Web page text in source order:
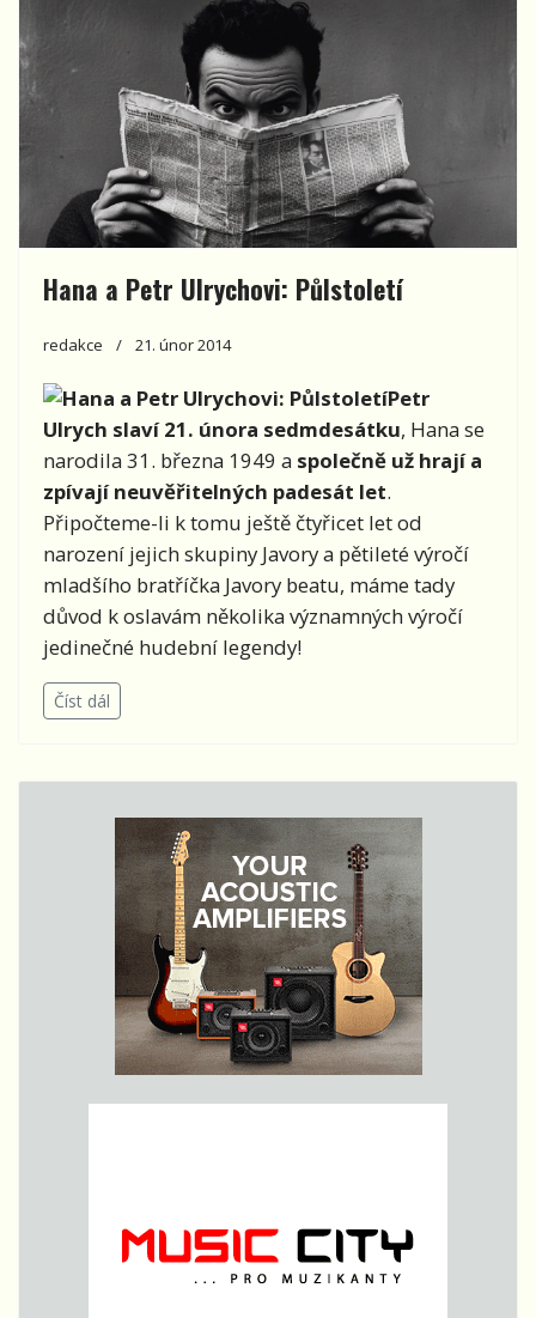
Hana a Petr Ulrychovi: Půlstoletí
redakce 21. únor 2014
Petr
Ulrych slaví 21. února sedmdesátku, Hana se
narodila 31. března 1949 a společně už hrají a
zpívají neuvěřitelných padesát let.
Připočteme-li k tomu ještě čtyřicet let od
narození jejich skupiny Javory a pětileté výročí
mladšího bratříčka Javory beatu, máme tady
důvod k oslavám několika významných výročí
jedinečné hudební legendy!
Číst dál